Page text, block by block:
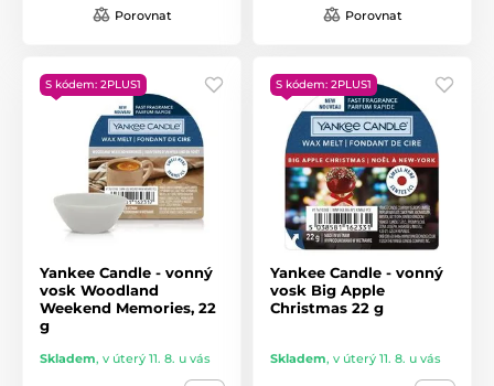
Porovnat Porovnat
S kódem: 2PLUS1
Yankee Candle - vonný
vosk Woodland
Weekend Memories, 22
g
Skladem, v úterý 11. 8. u vás
S kódem: 2PLUS1
Yankee Candle - vonný
vosk Big Apple
Christmas 22 g
Skladem, v úterý 11. 8. u vás